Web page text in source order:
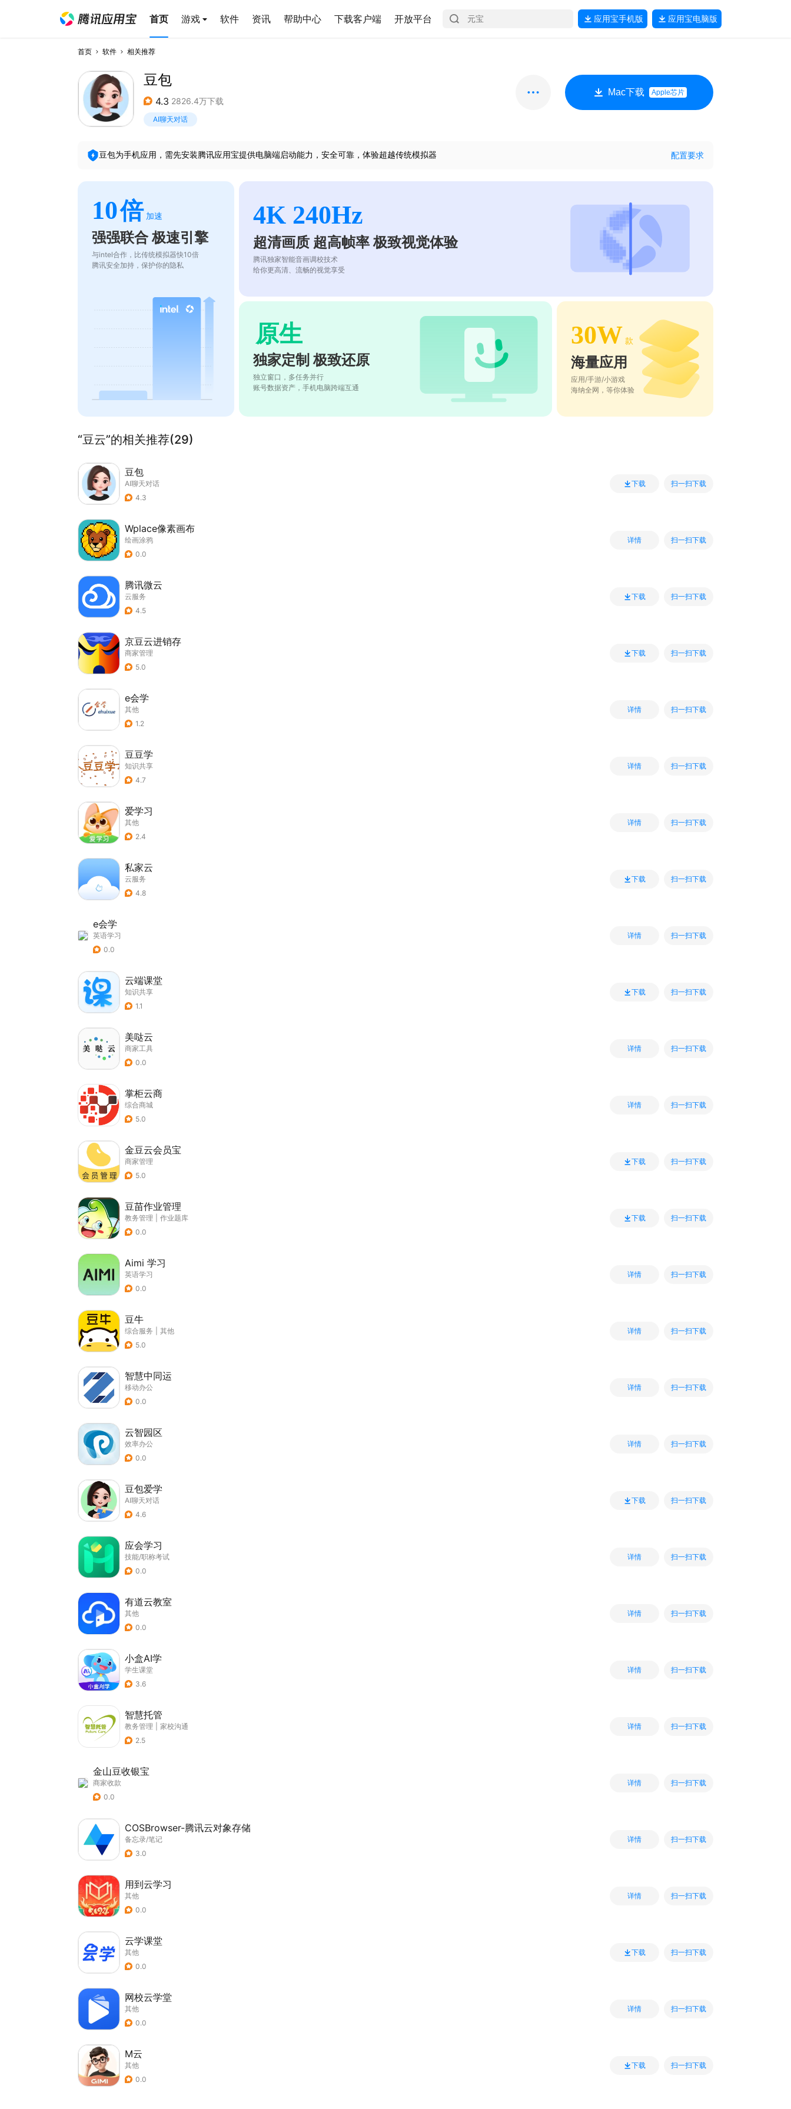
首页 游戏 软件 资讯 帮助中心 下载客户端 开放平台 应用宝手机版 应用宝电脑版
首页 软件 相关推荐
豆包
4.3 2826.4万下载
AI聊天对话
Mac下载 Apple芯片
豆包为手机应用，需先安装腾讯应用宝提供电脑端启动能力，安全可靠，体验超越传统模拟器 配置要求
10倍 加速
强强联合 极速引擎
与intel合作，比传统模拟器快10倍
腾讯安全加持，保护你的隐私
4K 240Hz
超清画质 超高帧率 极致视觉体验
腾讯独家智能音画调校技术
给你更高清、流畅的视觉享受
原生
独家定制 极致还原
独立窗口，多任务并行
账号数据资产，手机电脑跨端互通
30W 款
海量应用
应用/手游/小游戏
海纳全网，等你体验
“豆云”的相关推荐(29)
豆包
AI聊天对话
4.3
下载 扫一扫下载
Wplace像素画布
绘画涂鸦
0.0
详情 扫一扫下载
腾讯微云
云服务
4.5
下载 扫一扫下载
京豆云进销存
商家管理
5.0
下载 扫一扫下载
e会学
其他
1.2
详情 扫一扫下载
豆豆学
知识共享
4.7
详情 扫一扫下载
爱学习
其他
2.4
详情 扫一扫下载
私家云
云服务
4.8
下载 扫一扫下载
e会学
英语学习
0.0
详情 扫一扫下载
云端课堂
知识共享
1.1
下载 扫一扫下载
美哒云
商家工具
0.0
详情 扫一扫下载
掌柜云商
综合商城
5.0
详情 扫一扫下载
金豆云会员宝
商家管理
5.0
下载 扫一扫下载
豆苗作业管理
教务管理
作业题库
0.0
下载 扫一扫下载
Aimi 学习
英语学习
0.0
详情 扫一扫下载
豆牛
综合服务
其他
5.0
详情 扫一扫下载
智慧中同运
移动办公
0.0
详情 扫一扫下载
云智园区
效率办公
0.0
详情 扫一扫下载
豆包爱学
AI聊天对话
4.6
下载 扫一扫下载
应会学习
技能/职称考试
0.0
详情 扫一扫下载
有道云教室
其他
0.0
详情 扫一扫下载
小盒AI学
学生课堂
3.6
详情 扫一扫下载
智慧托管
教务管理
家校沟通
2.5
详情 扫一扫下载
金山豆收银宝
商家收款
0.0
详情 扫一扫下载
COSBrowser-腾讯云对象存储
备忘录/笔记
3.0
详情 扫一扫下载
用到云学习
其他
0.0
详情 扫一扫下载
云学课堂
其他
0.0
下载 扫一扫下载
网校云学堂
其他
0.0
详情 扫一扫下载
M云
其他
0.0
下载 扫一扫下载